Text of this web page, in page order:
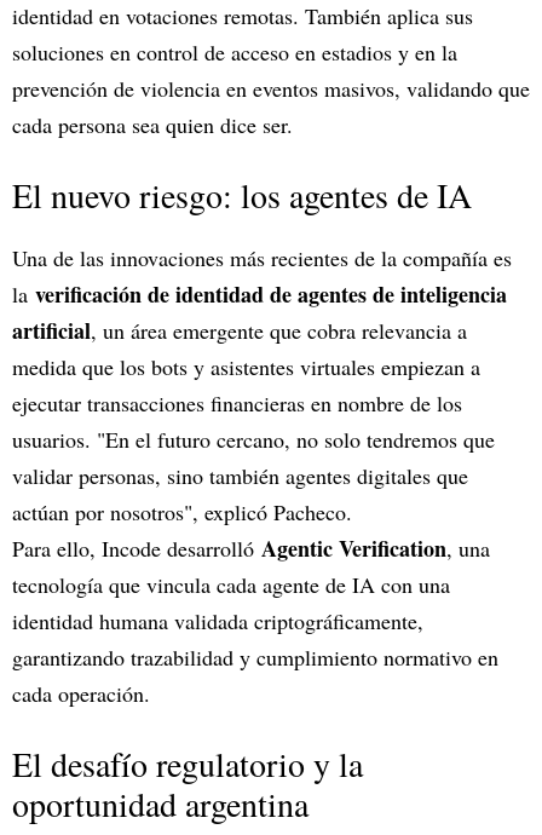
identidad en votaciones remotas. También aplica sus
soluciones en control de acceso en estadios y en la
prevención de violencia en eventos masivos, validando que
cada persona sea quien dice ser.
El nuevo riesgo: los agentes de IA
Una de las innovaciones más recientes de la compañía es
la verificación de identidad de agentes de inteligencia
artificial, un área emergente que cobra relevancia a
medida que los bots y asistentes virtuales empiezan a
ejecutar transacciones financieras en nombre de los
usuarios. "En el futuro cercano, no solo tendremos que
validar personas, sino también agentes digitales que
actúan por nosotros", explicó Pacheco.
Para ello, Incode desarrolló Agentic Verification, una
tecnología que vincula cada agente de IA con una
identidad humana validada criptográficamente,
garantizando trazabilidad y cumplimiento normativo en
cada operación.
El desafío regulatorio y la
oportunidad argentina